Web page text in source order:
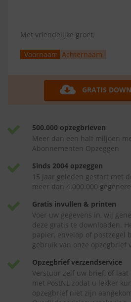
Met vriendelijke groet,
Voornaam Achternaam
GRATIS
500.000 opzegbrieven
Meer dan een half miljoen
Abonnementen Opzeggen
Sinds 2004 opzeggen
15 jaar geleden gestart met
meer dan 4.000.000
Gratis invullen & printen
Voer uw gegevens in, wij
deze gratis te downloaden.
papier, envelop of postzegel
gebruik van onze opzegbrief
Opzegbrief verzendservice
Verstuur zelf uw brief, of
met PostNL zodat u lekker
opzegbrief niet zijn